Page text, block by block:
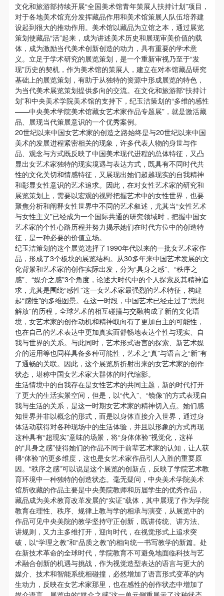
由中央美术学院美术馆主办的“多维的感性——中央美
术学院美术馆藏女艺术家作品专题展”于2023年7月8日
在中央美术学院美术馆四层展厅开幕。作为文化和旅游
部2022年度全国美术馆青年策展人扶持计划入选项目，
此次展览由中央美术学院美术馆设计总监、副研究员纪
玉洁担任策展人，以“感性”为核心议题，精选42位馆藏
女艺术家的42件／组作品，从“具身之感、秩序之感、
媒介之感”三个维度对女艺术家的创作进行观察、阐释
和研究。展览从理念书写到空间设计，从策展语法到视
觉呈现都力图以感性聚合、以感性觉照、以感性润色，
来诠释女艺术家对日常生活的体悟，对时代变迁的观
察，对精神世界的构筑，也让观众看到女艺术家如何在
感性的旋律中翩翩起舞。
中央美术学院美术馆现有馆藏2万余件，立足藏品，近
年来持续推出了包括古代绘画、近现代美术、当代艺
术、青年艺术等多个不同主题和类别的馆藏专题展，力
图以更具学术性、时代性和多样性的展览策划，推进艺
术创作与艺术史的研究与发展。此次展览从感性的角度
切入，同时将性别视角融入对藏品的分析、阐释与展
示，是对美术馆藏品多样化叙事的新探索，拓展了馆藏
研究与馆藏策展的视域，为美术馆藏品的对外宣传推广
提供了更多元的视角。
文化和旅游部2022年度全国美术馆青年策展人扶持计划
入选项目
文化和旅游部持续开展“全国美术馆青年策展人扶持计划”项目，
对于各地美术馆充分发挥藏品作用和美术馆策展人队伍培养建
设起到很大的推动作用。美术馆以藏品为立馆之本，通过展览
策划使藏品“活”起来，成为讲述美术历史和展现审美价值的载
体，成为激励当代美术创新创造的动力，具有重要的学术意
义。立足于学术研究的展览策划，是一个重新审视乃至于“发
现”历史的契机，作为美术馆的策展人，建立在对本馆藏品研究
基础上的展览策划，有助于从独特的资源中形成展览的特色，
为当代美术展览策划提供多向的交流。在文化和旅游部“扶持计
划”和中央美术学院美术馆的支持下，纪玉洁策划的“多维的感性
——中央美术学院美术馆藏女艺术家作品专题展”，就是激活藏
品、展现当代策展意识的一个优秀案例。
20世纪以来中国女艺术家的创造之路始终是与20世纪以来中国
美术的发展进程紧密相关的现象，许多代表人物的身世与作
品、观念与方式既反映了中国美术现代进程的总体特征，又凸
显出女艺术家独特的现实境遇与表达方式，既具有不同时代共
性的文化关切和情感特征，又展现出她们超越现实的自我精神
和彰显女性意识的艺术追求。因此，在对女性艺术家的研究和
展览策划上，需要以宏观的视野把握艺术中的女性世界，也要
聚焦分析和阐释女性世界中不同的艺术叙述，尤其当“女性艺术
与女性主义”已经成为一个国际共通的研究领域时，把握中国女
艺术家的个性心路历程并努力揭示她们在时代方位中的创造特
征，是一种必要的价值立场。
纪玉洁策划的这个展览选择了1990年代以来的一批女艺术家作
品，形成了3个板块的展览结构。从30多年来中国艺术发展的文
化背景和艺术家的创作实际出发，分为“具身之感”、“秩序之
感”、“媒介之感”3个角度，论述大时代中的个人探索及其精神追
求，尤其是围绕“感性”这一女艺术家最强烈的艺术特征，构建
起“感性”的多维图景。在这一时段，中国艺术已经走过了“思想
解放”的历程，全球艺术的相互碰撞与交融构成了新的文化语
境，女艺术家的创作动机和精神取向有了更加自主的可能性，
也在自己的艺术表达中更加真实而舒畅地表达个性与现实、自
我与世界的关系。与此同时，艺术形式语言的探索、新艺术媒
介的运用等也同样具备多种可能性，艺术之“真”与语言之“新”有
了通畅的关联。因此，这个展览所折射出来的女艺术家的创作
状态，堪称中国女艺术家大群体的时代缩影。
生活情境中的自我存在是女性艺术的共同主题，新的时代打开
了更大的生活实景空间，但是，以“代入”、“镜像”的方式表现自
我与生活的关系，是这一时期女艺术家的精神切入点。她们感
知世界并非以概念的形式，而是以身体直接介入世界，通过身
体活动获得对各种现场中的生活体验，并且以形象的方式再现
这种具有“超现实”意味的场景，将“身体体验”视觉化，这样
的“具身之感”使得她们的作品不同于前辈艺术家的认知，让人获
得“体验”的更多维度，这也是女艺术家作品引人入胜的重要原
因。“秩序之感”可以说是这个展览的创新点，反映了学院艺术教
育环境中一种独特的创造状态。毫无疑问，中央美术学院美术
馆所收藏的作品主要是中央美院教师和历届学生的优秀作品，
藏品成为美术教育改革发展的“实证”载体，其中展现了作为学院
教育在理性、秩序、规律上教与学的相承与演变，从展览中的
作品可见中央美院的教学坚持守正创新，既讲传统、讲方法、
讲规则，又力主多维打开，迎向时代，在视觉形式上追求突
破，以“学理之教”和“品质之教”的相向统一书写教学的新篇。处
在新技术革命的全球时代，学院教育不可避免地面临科技与艺
术融合创新的机遇与挑战，作为视觉造型表达的语言与更大的
媒介、技术和智能系统相碰撞，必然增加了语言形式变革的内
生动力，反映在女艺术家那里，也在感性的创作状态中增加了
参加活动者在此次活动期间应主动遵守美术馆活动秩
序、维护美术馆场地及展示、展览、馆藏艺术作品及
衍生品的安全。活动中一旦因个人原因造成美术馆场
地、空间、艺术品、衍生品等受到不同程度的损失、
破坏。活动中任何非事故当事人及美术馆将不承担相
应的责任与损失，应由参与活动者根据相应的法律条
文、组织规定进行协商和赔偿。并追究相应的法律责
任和经济责任。
第六条
参与活动者在参与活动时应当在美术馆工作人员及活
动导师、教师指导下进行，并正确的使用活动中所涉
及到的绘画工具、创作材料及配套设备、设施，若参
与者因个人原因在使用相应绘画工具、创作材料及配
套设备、设施造成个人受伤、伤害他人及造成相应工
具、材料、设备或设施的故障或损坏。参与活动者应
当承当相应的全部责任，并主动赔偿相应的经济损
失。活动中任何非事故当事人及美术馆将不承担人身
事故的任何责任。
中央美术学院美术馆肖像权许可使用协议
根据《中华人民共和国广告法》、《中华人民共和国
民法通则》以及 最高人民法院关于贯彻执行 《中华
人民共和国民法通则》若干问题的意见（试行）>的
有关规定，为明确肖像许可方（甲方）和使用方（乙
方）的权利义务关系，经双方友好协商，甲乙双方就
带有甲方肖像的作品的使用达成如下一致协议：
一、 一般约定
（1）、甲方为本协议中的肖像权人，自愿将自己的
肖像权许可乙方作符合本协议约定和法律规定的用
途。
（2）、乙方中央美术学院美术馆是一所具有标志
性、专业性、国际化的现代公共美术馆。中央美术学
院美术馆与时代同行，努力塑造一个开放、自由、学
术的空间氛围，竭诚与各单位、企业、机构、艺术家
和观众进行良好互动。以学院的学术研究为基础，积
极策划国际、国内多视角、多领域的展览、论坛及公
共教育活动，为美院师生、中外艺术家以及社会公众
提供一个交流、学习、展示的平台。作为一家公益性
单位，其开展的公共教育活动以学术性和公益性为
主。
（3）、乙方为甲方拍摄中央美术学院公共教育部所
有公教活动。
二、拍摄内容、使用形式、使用地域范围
参加活动者在此次活动期间应主动遵守美术馆活动秩
序、维护美术馆场地及展示、展览、馆藏艺术作品及
衍生品的安全。活动中一旦因个人原因造成美术馆场
地、空间、艺术品、衍生品等受到不同程度的损失、
破坏。活动中任何非事故当事人及美术馆将不承担相
应的责任与损失，应由参与活动者根据相应的法律条
文、组织规定进行协商和赔偿。并追究相应的法律责
任和经济责任。
第六条
参与活动者在参与活动时应当在美术馆工作人员及活
动导师、教师指导下进行，并正确的使用活动中所涉
及到的绘画工具、创作材料及配套设备、设施，若参
与者因个人原因在使用相应绘画工具、创作材料及配
套设备、设施造成个人受伤、伤害他人及造成相应工
具、材料、设备或设施的故障或损坏。参与活动者应
当承当相应的全部责任，并主动赔偿相应的经济损
失。活动中任何非事故当事人及美术馆将不承担人身
事故的任何责任。
中央美术学院美术馆肖像权许可使用协议
根据《中华人民共和国广告法》、《中华人民共和国
民法通则》以及 最高人民法院关于贯彻执行 《中华
人民共和国民法通则》若干问题的意见（试行）>的
有关规定，为明确肖像许可方（甲方）和使用方（乙
方）的权利义务关系，经双方友好协商，甲乙双方就
带有甲方肖像的作品的使用达成如下一致协议：
一、 一般约定
（1）、甲方为本协议中的肖像权人，自愿将自己的
肖像权许可乙方作符合本协议约定和法律规定的用
途。
（2）、乙方中央美术学院美术馆是一所具有标志
性、专业性、国际化的现代公共美术馆。中央美术学
院美术馆与时代同行，努力塑造一个开放、自由、学
术的空间氛围，竭诚与各单位、企业、机构、艺术家
和观众进行良好互动。以学院的学术研究为基础，积
极策划国际、国内多视角、多领域的展览、论坛及公
共教育活动，为美院师生、中外艺术家以及社会公众
提供一个交流、学习、展示的平台。作为一家公益性
单位，其开展的公共教育活动以学术性和公益性为
主。
（3）、乙方为甲方拍摄中央美术学院公共教育部所
有公教活动。
二、拍摄内容、使用形式、使用地域范围
参加活动者在此次活动期间应主动遵守美术馆活动秩
序、维护美术馆场地及展示、展览、馆藏艺术作品及
衍生品的安全。活动中一旦因个人原因造成美术馆场
地、空间、艺术品、衍生品等受到不同程度的损失、
破坏。活动中任何非事故当事人及美术馆将不承担相
应的责任与损失，应由参与活动者根据相应的法律条
文、组织规定进行协商和赔偿。并追究相应的法律责
任和经济责任。
第六条
参与活动者在参与活动时应当在美术馆工作人员及活
动导师、教师指导下进行，并正确的使用活动中所涉
及到的绘画工具、创作材料及配套设备、设施，若参
与者因个人原因在使用相应绘画工具、创作材料及配
套设备、设施造成个人受伤、伤害他人及造成相应工
具、材料、设备或设施的故障或损坏。参与活动者应
当承当相应的全部责任，并主动赔偿相应的经济损
失。活动中任何非事故当事人及美术馆将不承担人身
事故的任何责任。
中央美术学院美术馆肖像权许可使用协议
根据《中华人民共和国广告法》、《中华人民共和国
民法通则》以及 最高人民法院关于贯彻执行 《中华
人民共和国民法通则》若干问题的意见（试行）>的
有关规定，为明确肖像许可方（甲方）和使用方（乙
方）的权利义务关系，经双方友好协商，甲乙双方就
带有甲方肖像的作品的使用达成如下一致协议：
一、 一般约定
（1）、甲方为本协议中的肖像权人，自愿将自己的
肖像权许可乙方作符合本协议约定和法律规定的用
途。
（2）、乙方中央美术学院美术馆是一所具有标志
性、专业性、国际化的现代公共美术馆。中央美术学
院美术馆与时代同行，努力塑造一个开放、自由、学
术的空间氛围，竭诚与各单位、企业、机构、艺术家
和观众进行良好互动。以学院的学术研究为基础，积
极策划国际、国内多视角、多领域的展览、论坛及公
共教育活动，为美院师生、中外艺术家以及社会公众
提供一个交流、学习、展示的平台。作为一家公益性
单位，其开展的公共教育活动以学术性和公益性为
主。
（3）、乙方为甲方拍摄中央美术学院公共教育部所
有公教活动。
二、拍摄内容、使用形式、使用地域范围